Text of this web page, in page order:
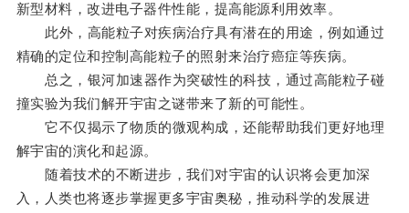
新型材料，改进电子器件性能，提高能源利用效率。
此外，高能粒子对疾病治疗具有潜在的用途，例如通过
精确的定位和控制高能粒子的照射来治疗癌症等疾病。
总之，银河加速器作为突破性的科技，通过高能粒子碰
撞实验为我们解开宇宙之谜带来了新的可能性。
它不仅揭示了物质的微观构成，还能帮助我们更好地理
解宇宙的演化和起源。
随着技术的不断进步，我们对宇宙的认识将会更加深
入，人类也将逐步掌握更多宇宙奥秘，推动科学的发展进